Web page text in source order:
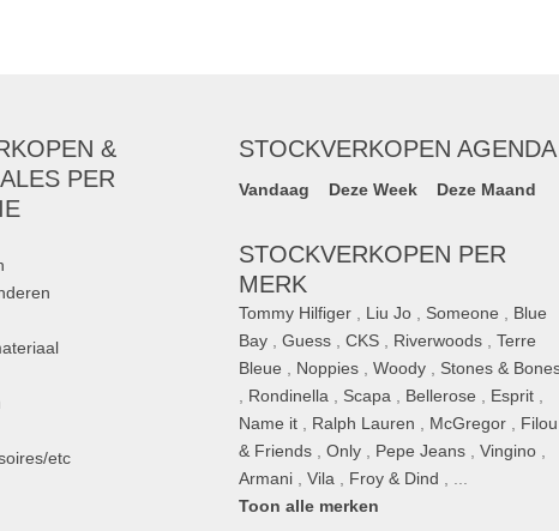
&
PER
etc
STOCKVERKOPEN AGENDA
Vandaag Deze Week Deze Maand
STOCKVERKOPEN PER
MERK
Tommy Hilfiger Liu Jo Someone
Blue
Bay ,Guess ,CKS Riverwoods ,Terre
Bleue
Noppies ,Woody
Stones &
Rondinella Scapa Bellerose Esprit
Name it
Ralph Lauren McGregor
Filou
& Friends ,Only Pepe Jeans ,Vingino
Armani ,Vila Froy & Dind
Toon alle merken